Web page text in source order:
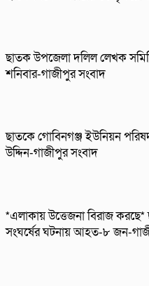
ছাতক উপজেলা দলিল লেখক
শনিবার-গাজীপুর সংবাদ
ছাতকে গোবিনগঞ্জ ইউনিয়ন
উদ্দিন-গাজীপুর সংবাদ
*এলাকায় উত্তেজনা বিরাজ করছে*
সংঘর্ষের ঘটনায় আহত-৮ জন-